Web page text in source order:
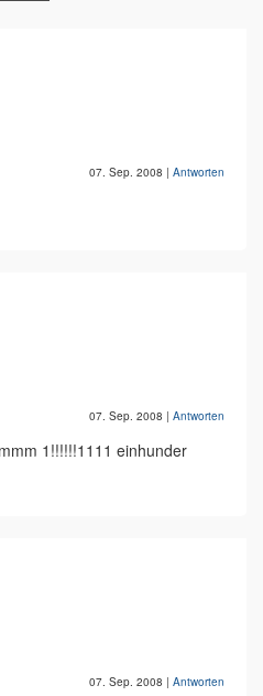
07. Sep. 2008 | Antworten
07. Sep. 2008 | Antworten
1!!!!!!1111 einhunder
07. Sep. 2008 | Antworten